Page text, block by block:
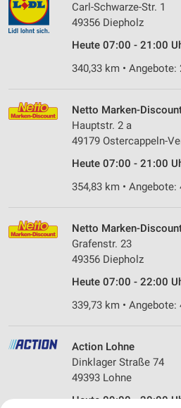
Carl-Schwarze-Str. 1
49356 Diepholz
Heute 07:00 - 21:00
340,33 km •
Netto Marken-
Hauptstr. 2 a
49179 Ostercappeln-
Heute 07:00 - 21:00
354,83 km •
Netto Marken-
Grafenstr. 23
49356 Diepholz
Heute 07:00 - 22:00
339,73 km •
Action Lohne
Dinklager Straße 74
49393 Lohne
Heute 09:00 - 20:00